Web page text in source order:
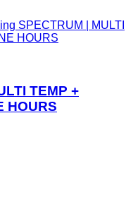
SPECTRUM | MULTI
HOURS
TEMP +
HOURS